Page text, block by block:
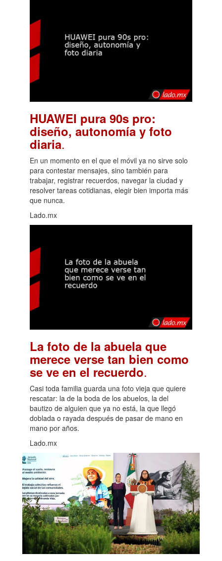
HUAWEI pura 90s pro:
diseño, autonomía y foto
diaria.
En un momento en el que el móvil ya no sirve solo
para contestar mensajes, sino también para
trabajar, registrar recuerdos, navegar la ciudad y
resolver tareas cotidianas, elegir bien importa más
que nunca.
Lado.mx
La foto de la abuela que
merece verse tan bien como
se ve en el recuerdo.
Casi toda familia guarda una foto vieja que quiere
rescatar: la de la boda de los abuelos, la del
bautizo de alguien que ya no está, la que llegó
doblada o rayada después de pasar de mano en
mano por años.
Lado.mx